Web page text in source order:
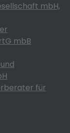
mbH,
mbB
für